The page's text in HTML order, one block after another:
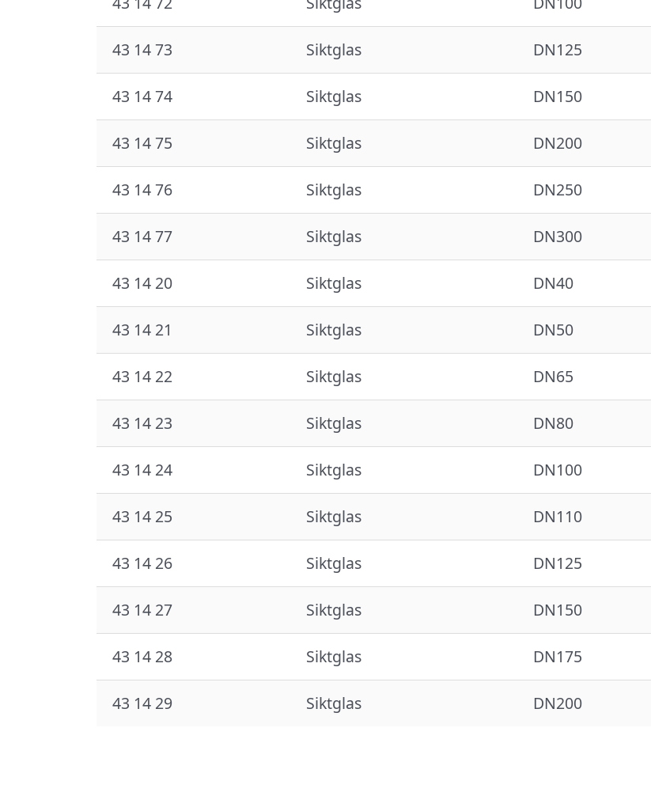
43 14 73 Siktglas DN125
43 14 74 Siktglas DN150
43 14 75 Siktglas DN200
43 14 76 Siktglas DN250
43 14 77 Siktglas DN300
43 14 20 Siktglas DN40
43 14 21 Siktglas DN50
43 14 22 Siktglas DN65
43 14 23 Siktglas DN80
43 14 24 Siktglas DN100
43 14 25 Siktglas DN110
43 14 26 Siktglas DN125
43 14 27 Siktglas DN150
43 14 28 Siktglas DN175
43 14 29 Siktglas DN200